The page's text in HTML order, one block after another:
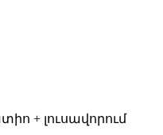
+ լուսավորում